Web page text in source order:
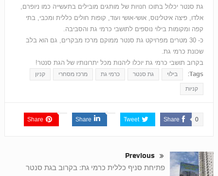
גת סנטר יכלול בתוכו חנויות של מותגים מובילים בתעשייה כמו ניופרם,
אלדו, פיצה איטלינוס, אושי-אושי ועוד, קופות חולים כללית ומכבי, בתי
קפה ומקומות בילוי נוספים לתושבי כרמי גת והסביבה.
כ- 30 מטרים מפרויקט גת סנטר ממוקם מרכז מבקרים, גם הוא בלב
שכונת כרמי גת.
בקרוב תושבי כרמי גת יוכלו ליהנות מכל יתרונותיו של הגת סנטר!
Tags:
בילוי גת סנטר כרמי גת מרכז מסחרי קניון
קניות
Share 0
Tweet
Share
Share
Previous
פתיחת סניף כללית כרמי גת: בקרוב בגת סנטר